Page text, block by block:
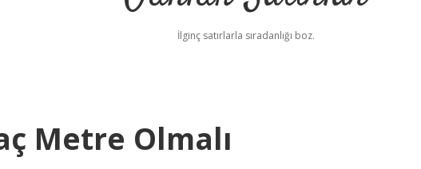
İlginç satırlarla sıradanlığı boz.
Metre Olmalı